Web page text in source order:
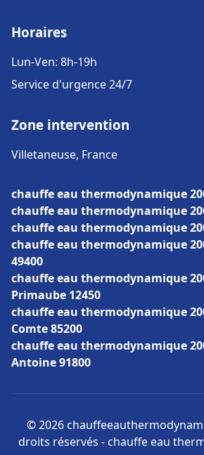
Horaires
Lun-Ven: 8h-19h
Service d'urgence 24/7
Zone intervention
Villetaneuse, France
chauffe eau thermodynamique
chauffe eau thermodynamique
chauffe eau thermodynamique
chauffe eau thermodynamique
49400
chauffe eau thermodynamique
Primaube 12450
chauffe eau thermodynamique
Comte 85200
chauffe eau thermodynamique
Antoine 91800
© 2026
droits réservés - chauffe eau